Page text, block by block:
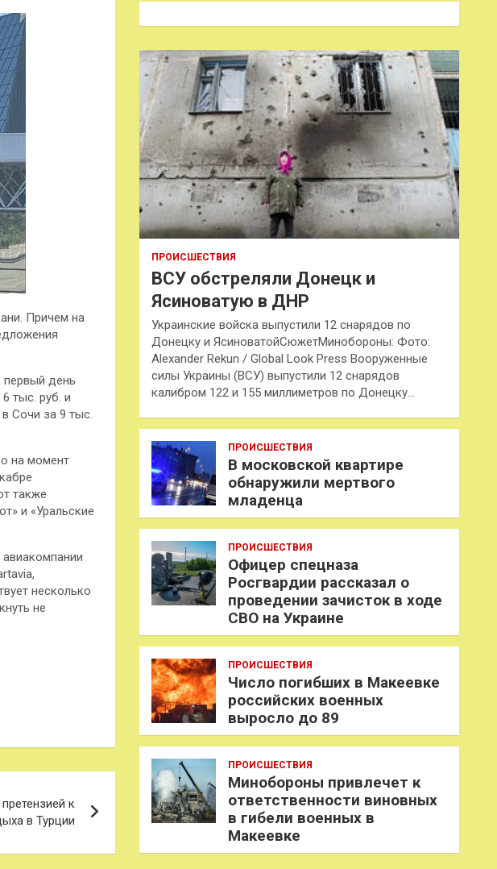
Причем на
первый день
тыс. руб. и
Сочи за 9 тыс.
на момент
также
и «Уральские
несколько
не
к
в Турции
к
ПРОИСШЕСТВИЯ
ВСУ обстреляли Донецк и
Ясиноватую в ДНР
Украинские войска выпустили 12 снарядов по
Донецку и ЯсиноватойСюжетМинобороны: Фото:
Alexander Rekun / Global Look Press Вооруженные
силы Украины (ВСУ) выпустили 12 снарядов
калибром 122 и 155 миллиметров по Донецку…
ПРОИСШЕСТВИЯ
В московской квартире
обнаружили мертвого
младенца
ПРОИСШЕСТВИЯ
Офицер спецназа
Росгвардии рассказал о
проведении зачисток в ходе
СВО на Украине
ПРОИСШЕСТВИЯ
Число погибших в Макеевке
российских военных
выросло до 89
ПРОИСШЕСТВИЯ
Минобороны привлечет к
ответственности виновных
в гибели военных в
Макеевке